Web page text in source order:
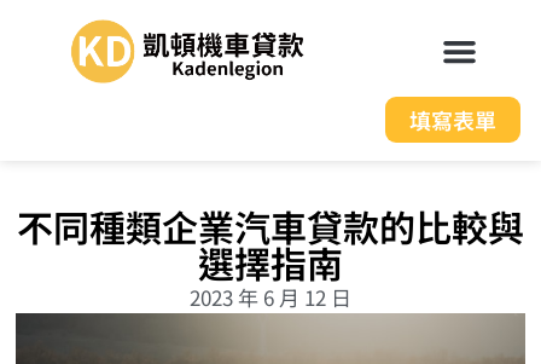
填寫表單
不同種類企業汽車貸款的比較與
選擇指南
2023 年 6 月 12 日